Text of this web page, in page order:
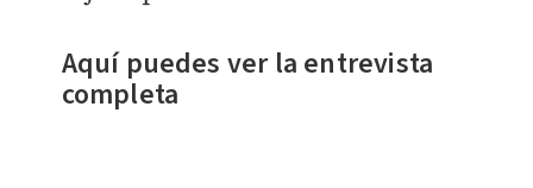
Aquí puedes ver la entrevista
completa